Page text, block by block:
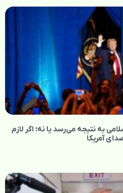
به نتیجه می‌رسد یا نه؛ اگر لازم
آمریکا